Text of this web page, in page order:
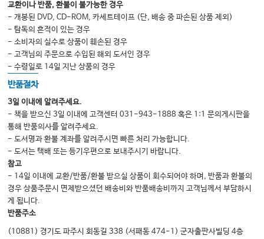
교환이나 반품, 환불이 불가능한 경우
- 개봉된 DVD, CD-ROM, 카세트테이프 (단, 배송 중 파손된 상품 제외)
- 탐독의 흔적이 있는 경우
- 소비자의 실수로 상품이 훼손된 경우
- 고객님의 주문으로 수입된 해외 도서인 경우
- 수령일로 14일 지난 상품의 경우
반품절차
3일 이내에 알려주세요.
- 책을 받으신 3일 이내에 고객센터 031-943-1888 혹은 1:1 문의게시판을
통해 반품의사를 알려주세요.
- 도서명과 환불 계좌를 알려주시면 빠른 처리 가능합니다.
- 도서는 택배 또는 등기우편으로 보내주시기 바랍니다.
참고
- 14일 이내에 교환/반품/환불 받으실 상품이 회수되어야 하며, 반품과 환불의
경우 상품주문시 면제받으셨던 배송비와 반품배송비까지 고객님께서 부담하시
게 됩니다.
반품주소
(10881) 경기도 파주시 회동길 338 (서패동 474-1) 군자출판사빌딩 4층